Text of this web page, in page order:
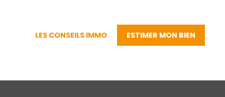
LES CONSEILS IMMO ESTIMER MON BIEN